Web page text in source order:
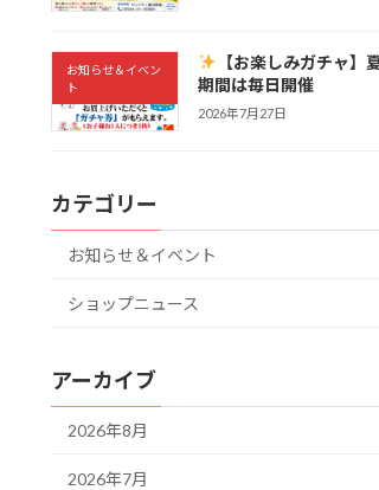
お知らせ＆イベン
ト
【お楽しみガチャ】
期間は毎日開催
2026年7月27日
カテゴリー
お知らせ＆イベント
ショップニュース
アーカイブ
2026年8月
2026年7月